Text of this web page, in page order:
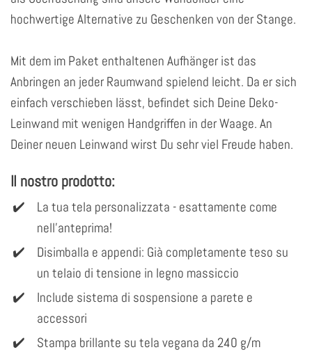
hochwertige Alternative zu Geschenken von der Stange.
Mit dem im Paket enthaltenen Aufhänger ist das
Anbringen an jeder Raumwand spielend leicht. Da er sich
einfach verschieben lässt, befindet sich Deine Deko-
Leinwand mit wenigen Handgriffen in der Waage. An
Deiner neuen Leinwand wirst Du sehr viel Freude haben.
Il nostro prodotto:
La tua tela personalizzata - esattamente come
nell'anteprima!
Disimballa e appendi: Già completamente teso su
un telaio di tensione in legno massiccio
Include sistema di sospensione a parete e
accessori
Stampa brillante su tela vegana da 240 g/m